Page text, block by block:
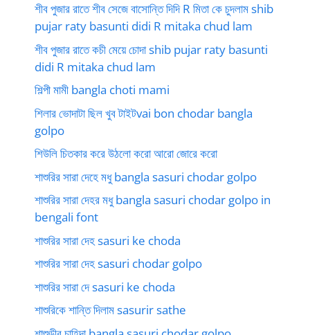
শীব পুজার রাতে শীব সেজে বাসোন্তি দিদি R মিতা কে চুদলাম shib
pujar raty basunti didi R mitaka chud lam
শীব পুজার রাতে কচী মেয়ে চোদা shib pujar raty basunti
didi R mitaka chud lam
শিল্পী মামী bangla choti mami
শিলার ভোদাটা ছিল খুব টাইটvai bon chodar bangla
golpo
শিউলি চিতকার করে উঠলো করো আরো জোরে করো
শাশুরির সারা দেহে মধু bangla sasuri chodar golpo
শাশুরির সারা দেহর মধু bangla sasuri chodar golpo in
bengali font
শাশুরির সারা দেহ sasuri ke choda
শাশুরির সারা দেহ sasuri chodar golpo
শাশুরির সারা দে sasuri ke choda
শাশুরিকে শান্তি দিলাম sasurir sathe